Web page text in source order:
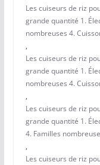
Les cuiseurs de riz
grande quantité 1.
nombreuses 4.
,
Les cuiseurs de riz
grande quantité 1.
nombreuses 4.
,
Les cuiseurs de riz
grande quantité 1.
4. Familles
,
Les cuiseurs de riz